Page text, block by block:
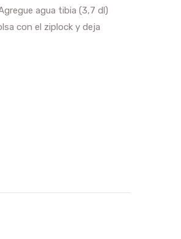
agua tibia (3,7 dl)
con el ziplock y deja